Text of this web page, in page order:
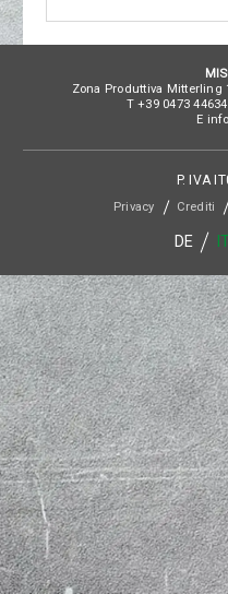
Zona Produttiva Mitterling
T+39 0473
E
P. IVA
Privacy Crediti
DE